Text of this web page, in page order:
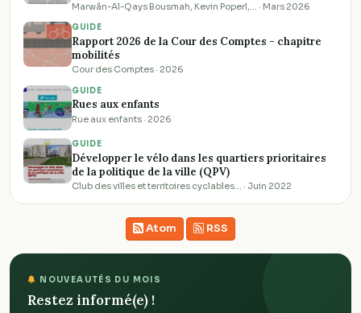
Marwân-Al-Qays Bousmah, Kevin Poperl,… · Mars 2026
GUIDE
Rapport 2026 de la Cour des Comptes - chapitre
mobilités
Cour des Comptes · 2026
GUIDE
Rues aux enfants
Rue aux enfants · 2026
GUIDE
Développer le vélo dans les quartiers prioritaires
de la politique de la ville (QPV)
Club des villes et territoires cyclables… · Juin 2022
Atom RSS
NOUVEAUTÉS DU MOIS
Restez informé(e) !